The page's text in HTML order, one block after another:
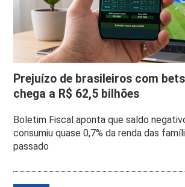
Prejuízo de brasileiros com
chega a R$ 62,5 bilhões
Boletim Fiscal aponta que saldo
consumiu quase 0,7% da renda das
passado